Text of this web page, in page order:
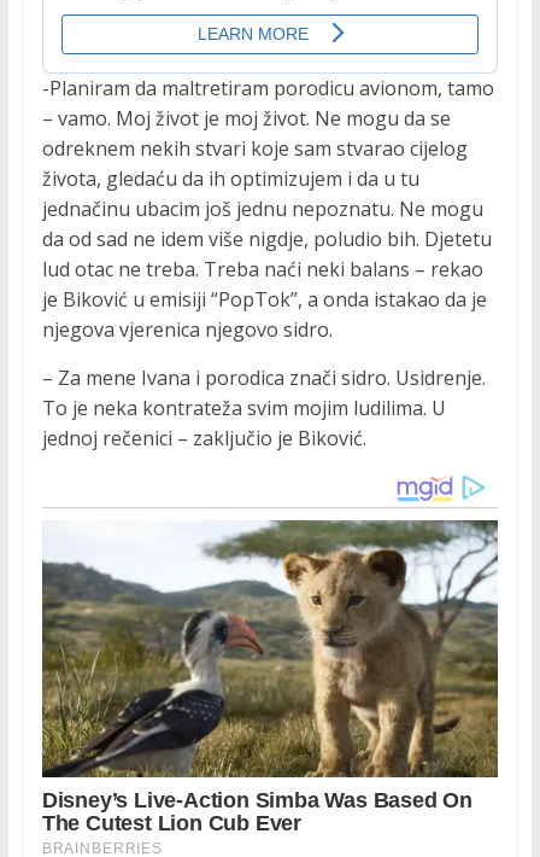
-Planiram da maltretiram porodicu avionom, tamo
– vamo. Moj život je moj život. Ne mogu da se
odreknem nekih stvari koje sam stvarao cijelog
života, gledaću da ih optimizujem i da u tu
jednačinu ubacim još jednu nepoznatu. Ne mogu
da od sad ne idem više nigdje, poludio bih. Djetetu
lud otac ne treba. Treba naći neki balans – rekao
je Biković u emisiji “PopTok”, a onda istakao da je
njegova vjerenica njegovo sidro.
– Za mene Ivana i porodica znači sidro. Usidrenje.
To je neka kontrateža svim mojim ludilima. U
jednoj rečenici – zaključio je Biković.